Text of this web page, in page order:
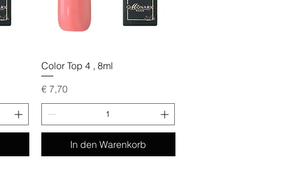
Schnellansicht
Color Top 4 , 8ml
Preis
€ 7,70
In den Warenkorb